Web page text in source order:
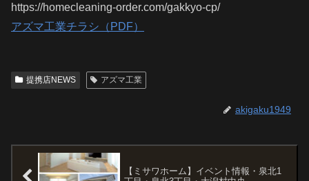
https://homecleaning-order.com/gakkyo-cp/
アズマ工業チラシ（PDF）
提携店NEWS アズマ工業
akigaku1949
【ミサワホーム】イベント情報・泉北1